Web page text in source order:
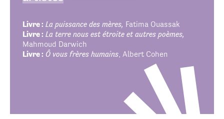
Livre : La puissance des mères, Fatima Ouassak
Livre : La terre nous est étroite et autres poèmes,
Mahmoud Darwich
Livre : Ô vous frères humains , Albert Cohen